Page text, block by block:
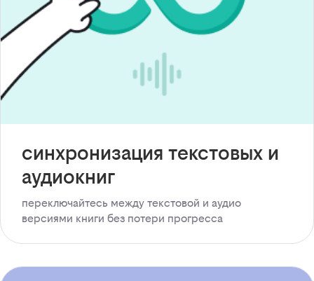
синхронизация текстовых и
аудиокниг
переключайтесь между текстовой и аудио
версиями книги без потери прогресса